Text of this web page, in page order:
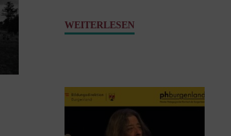
WEITERLESEN"Über
Cremeschnitten"